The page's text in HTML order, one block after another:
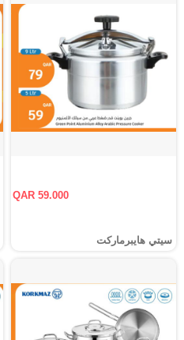
QAR 59.000
سيتي هايبرماركت